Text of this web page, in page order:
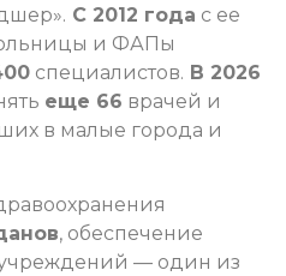
С 2012 года с ее
и ФАПы
специалистов. В 2026
еще 66 врачей и
в малые города и
, обеспечение
— один из